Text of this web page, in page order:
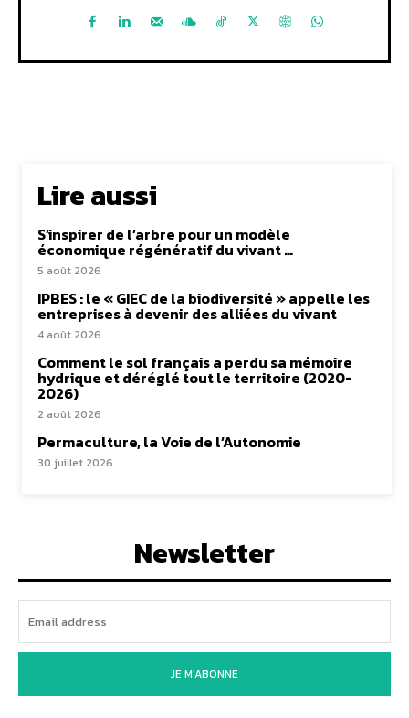
Lire aussi
S’inspirer de l’arbre pour un modèle
économique régénératif du vivant …
5 août 2026
IPBES : le « GIEC de la biodiversité » appelle les
entreprises à devenir des alliées du vivant
4 août 2026
Comment le sol français a perdu sa mémoire
hydrique et déréglé tout le territoire (2020-
2026)
2 août 2026
Permaculture, la Voie de l’Autonomie
30 juillet 2026
Newsletter
JE M'ABONNE